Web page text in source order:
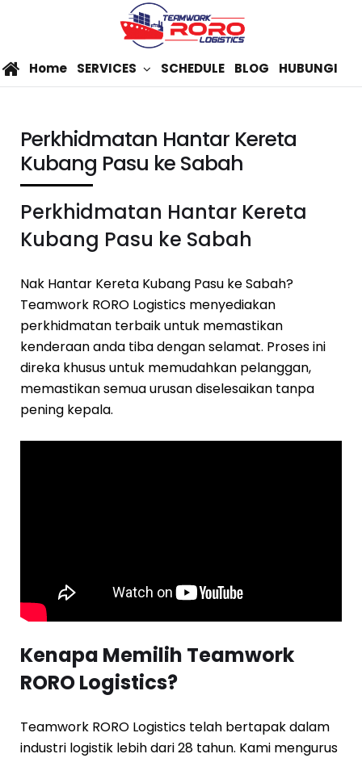
Home SERVICES SCHEDULE BLOG HUBUNGI
Perkhidmatan Hantar Kereta
Kubang Pasu ke Sabah
Perkhidmatan Hantar Kereta
Kubang Pasu ke Sabah
Nak Hantar Kereta Kubang Pasu ke Sabah?
Teamwork RORO Logistics menyediakan
perkhidmatan terbaik untuk memastikan
kenderaan anda tiba dengan selamat. Proses ini
direka khusus untuk memudahkan pelanggan,
memastikan semua urusan diselesaikan tanpa
pening kepala.
Kenapa Memilih Teamwork
RORO Logistics?
Teamwork RORO Logistics telah bertapak dalam
industri logistik lebih dari 28 tahun. Kami mengurus